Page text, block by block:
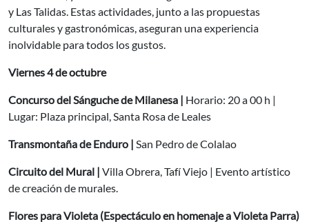
y Las Talidas. Estas actividades, junto a las propuestas
culturales y gastronómicas, aseguran una experiencia
inolvidable para todos los gustos.
Viernes 4 de octubre
Concurso del Sánguche de Milanesa | Horario: 20 a 00 h |
Lugar: Plaza principal, Santa Rosa de Leales
Transmontaña de Enduro | San Pedro de Colalao
Circuito del Mural | Villa Obrera, Tafí Viejo | Evento artístico
de creación de murales.
Flores para Violeta (Espectáculo en homenaje a Violeta Parra)